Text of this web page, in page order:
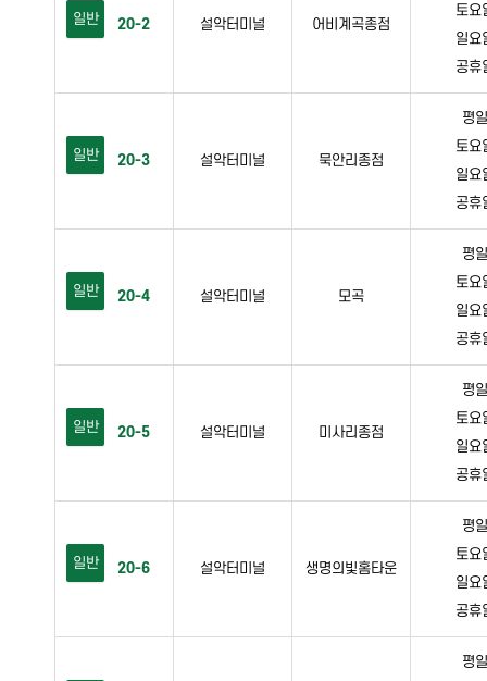
일반 20-2 설악터미널 어비계곡종점
토
일
공
일반 20-3 설악터미널 묵안리종점
평
토
일
공
일반 20-4 설악터미널 모곡
평
토
일
공
일반 20-5 설악터미널 미사리종점
평
토
일
공
일반 20-6 설악터미널 생명의빛홈타운
평
토
일
공
평